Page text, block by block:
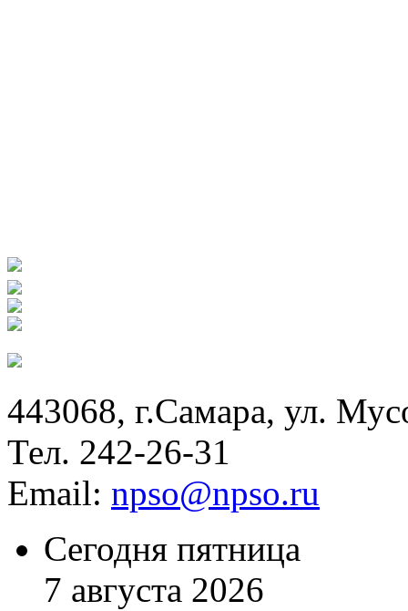
443068, г.Самара, ул.
Тел. 242-26-31
Email: npso@npso.ru
Сегодня пятница
7 августа 2026